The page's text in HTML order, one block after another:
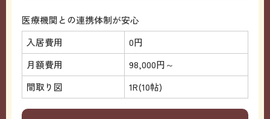
医療機関との連携体制が安心
入居費用
0円
月額費用
98,000円～
間取り図
1R(10帖)